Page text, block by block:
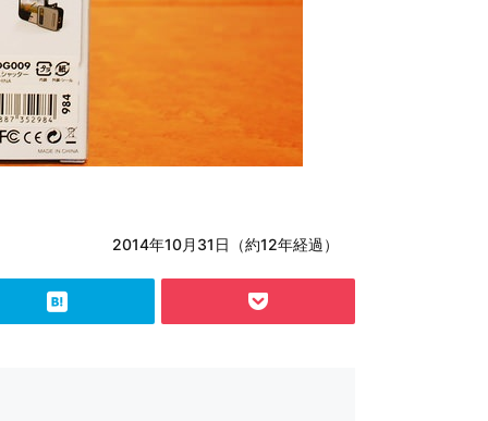
2014年10月31日（約12年経過）